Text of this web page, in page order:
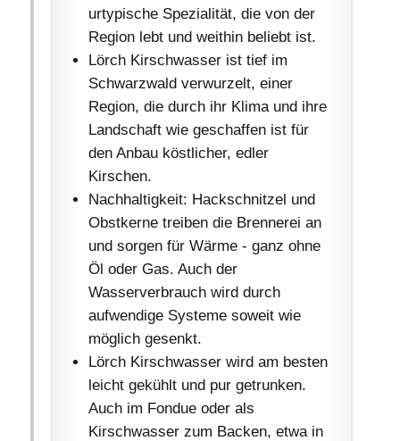
urtypische Spezialität, die von der
Region lebt und weithin beliebt ist.
Lörch Kirschwasser ist tief im
Schwarzwald verwurzelt, einer
Region, die durch ihr Klima und ihre
Landschaft wie geschaffen ist für
den Anbau köstlicher, edler
Kirschen.
Nachhaltigkeit: Hackschnitzel und
Obstkerne treiben die Brennerei an
und sorgen für Wärme - ganz ohne
Öl oder Gas. Auch der
Wasserverbrauch wird durch
aufwendige Systeme soweit wie
möglich gesenkt.
Lörch Kirschwasser wird am besten
leicht gekühlt und pur getrunken.
Auch im Fondue oder als
Kirschwasser zum Backen, etwa in